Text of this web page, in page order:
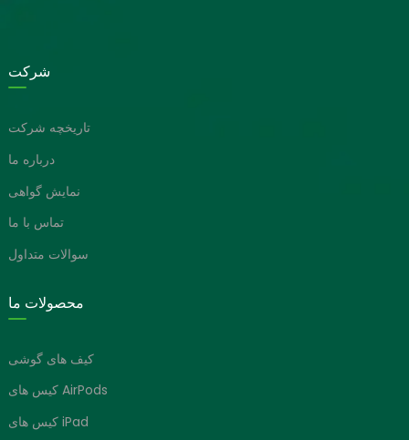
شرکت
تاریخچه شرکت
درباره ما
نمایش گواهی
تماس با ما
سوالات متداول
محصولات ما
کیف های گوشی
کیس های AirPods
کیس های iPad